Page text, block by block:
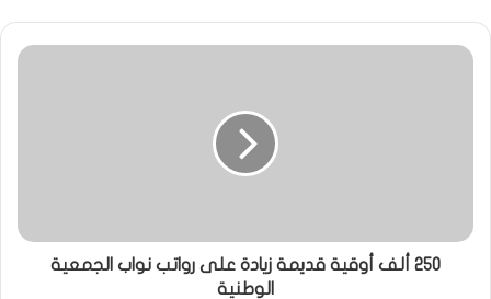
250 ألف أوقية قديمة زيادة على رواتب نواب الجمعية
الوطنية